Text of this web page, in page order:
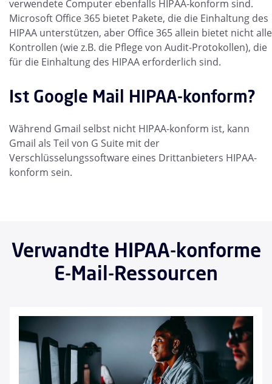
verwendete Computer ebenfalls HIPAA-konform sind.
Microsoft Office 365 bietet Pakete, die die Einhaltung des
HIPAA unterstützen, aber Office 365 allein bietet nicht alle
Kontrollen (wie z.B. die Pflege von Audit-Protokollen), die
für die Einhaltung des HIPAA erforderlich sind.
Ist Google Mail HIPAA-konform?
Während Gmail selbst nicht HIPAA-konform ist, kann
Gmail als Teil von G Suite mit der
Verschlüsselungssoftware eines Drittanbieters HIPAA-
konform sein.
Verwandte HIPAA-konforme
E-Mail-Ressourcen